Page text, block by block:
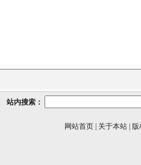
站内搜索：
网站首页 关于本站 版